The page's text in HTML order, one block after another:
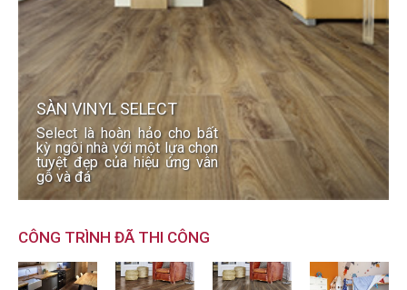
SÀN VINYL SELECT
Select là hoàn hảo cho bất
kỳ ngôi nhà với một lựa chọn
tuyệt đẹp của hiệu ứng vân
gỗ và đá
CÔNG TRÌNH ĐÃ THI CÔNG